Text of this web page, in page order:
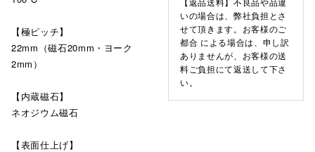
【極ピッチ】
22mm（磁石20mm・ヨーク
2mm）
【内蔵磁石】
ネオジウム磁石
【表面仕上げ】
いの場合は、弊社負担とさ
せて頂きます。お客様のご
都合 による場合は、申し訳
ありませんが、お客様の送
料ご負担にて返送して下さ
い。